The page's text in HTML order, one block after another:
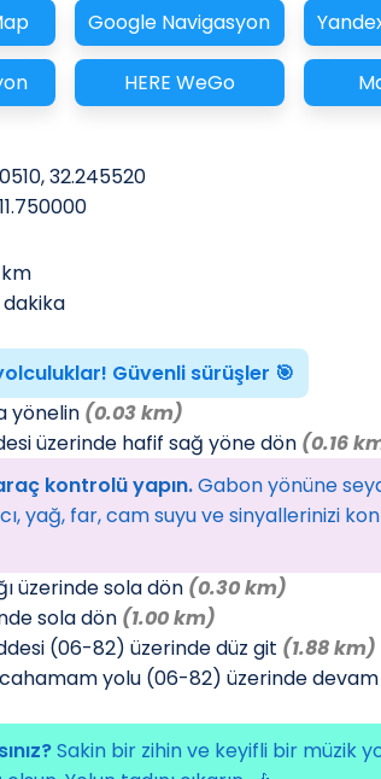
Taşı
dahil
taşı
ar...
Flora Taşı,
Flora Taşı, Çiçeklik Taşı
Adresinize
nakliye dahil
flora taşı
gönderimi.Ür
yalnızca
anlaşmalı
nakliyecileri
miz ...
Flora Taşı,
Google Navigasyon
HERE WeGo
32.245520
km
Güvenli sürüşler 🎯
yönelin (0.03 km)
üzerinde hafif sağ yöne dön (0.16
kontrolü yapın.Gabon yönüne
yağ, far, cam suyu ve sinyallerinizi
üzerinde sola dön (0.30 km)
sola dön (1.00 km)
(06-82) üzerinde düz git (1.88 km)
yolu (06-82) üzerinde
Sakin bir zihin ve keyifli bir müzik